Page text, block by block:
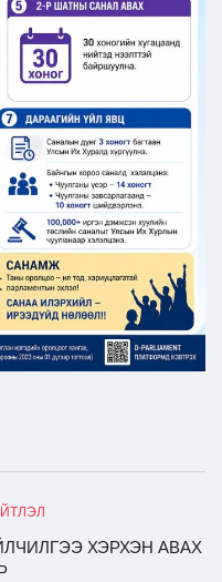
ХЭРХЭН АВАХ